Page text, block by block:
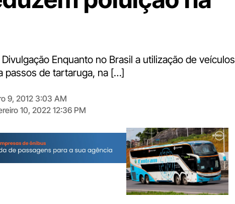
Enquanto no Brasil a utilização de veículos
passos de tartaruga, na […]
9, 2012 3:03 AM
10, 2022 12:36 PM
Digite
aqui
o
seu
e-
mail